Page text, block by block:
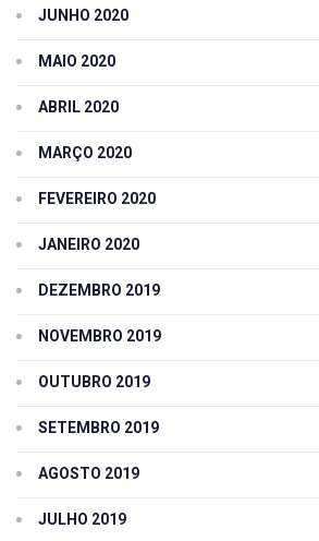
JUNHO 2020
MAIO 2020
ABRIL 2020
MARÇO 2020
FEVEREIRO 2020
JANEIRO 2020
DEZEMBRO 2019
NOVEMBRO 2019
OUTUBRO 2019
SETEMBRO 2019
AGOSTO 2019
JULHO 2019